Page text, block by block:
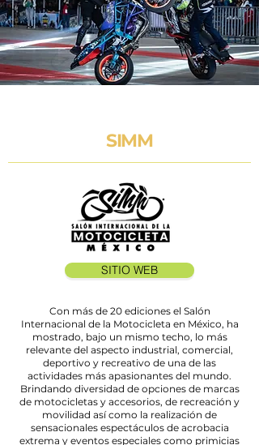
SIMM
SITIO WEB
Con más de 20 ediciones el Salón
Internacional de la Motocicleta en México, ha
mostrado, bajo un mismo techo, lo más
relevante del aspecto industrial, comercial,
deportivo y recreativo de una de las
actividades más apasionantes del mundo.
Brindando diversidad de opciones de marcas
de motocicletas y accesorios, de recreación y
movilidad así como la realización de
sensacionales espectáculos de acrobacia
extrema y eventos especiales como primicias